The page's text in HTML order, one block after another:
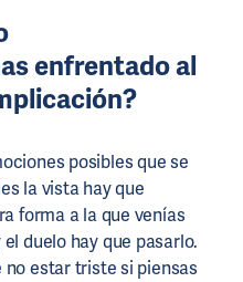
enfrentado al
posibles que se
la vista hay que
forma a la que venías
duelo hay que pasarlo.
no estar triste si piensas